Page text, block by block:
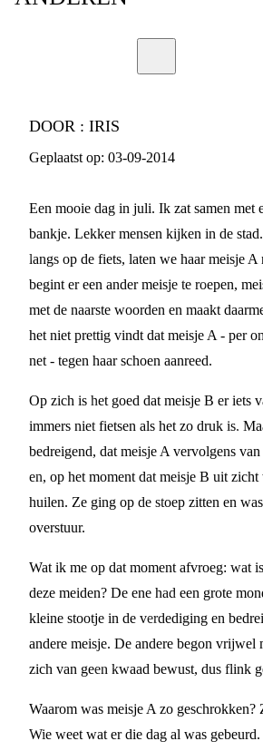
DOOR : IRIS
Geplaatst op: 03-09-2014
Een mooie dag in juli. Ik zat samen met
bankje. Lekker mensen kijken in de
langs op de fiets, laten we haar meisje A
begint er een ander meisje te roepen,
met de naarste woorden en maakt
het niet prettig vindt dat meisje A - per
net - tegen haar schoen aanreed.
Op zich is het goed dat meisje B er iets
immers niet fietsen als het zo druk is.
bedreigend, dat meisje A vervolgens
en, op het moment dat meisje B uit zicht
huilen. Ze ging op de stoep zitten en
overstuur.
Wat ik me op dat moment afvroeg: wat
deze meiden? De ene had een grote
kleine stootje in de verdediging en
andere meisje. De andere begon vrijwel
zich van geen kwaad bewust, dus flink
Waarom was meisje A zo geschrokken?
Wie weet wat er die dag al was